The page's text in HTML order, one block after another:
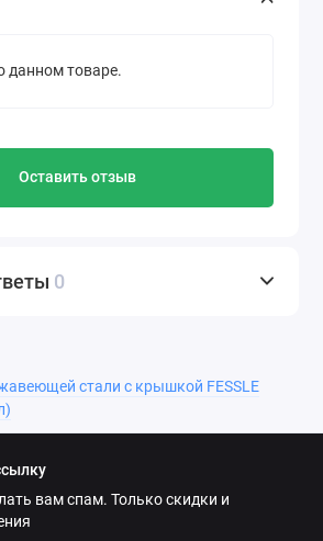
данном товаре.
Оставить отзыв
0
стали с крышкой FESSLE
вам спам. Только скидки и